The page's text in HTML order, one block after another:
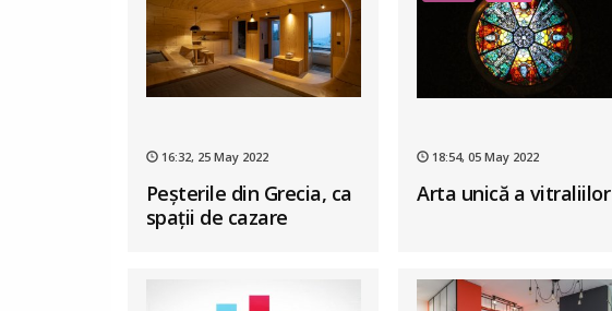
16:32, 25 May 2022
Peșterile din Grecia, ca
spații de cazare
18:54, 05 May 2022
Arta unică a vitraliilor